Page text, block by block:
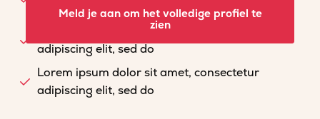
adipiscing elit, sed do
Lorem ipsum dolor sit amet, consectetur
adipiscing elit, sed do
Lorem ipsum dolor sit amet, consectetur
adipiscing elit, sed do
Meld je aan om het volledige profiel te
zien